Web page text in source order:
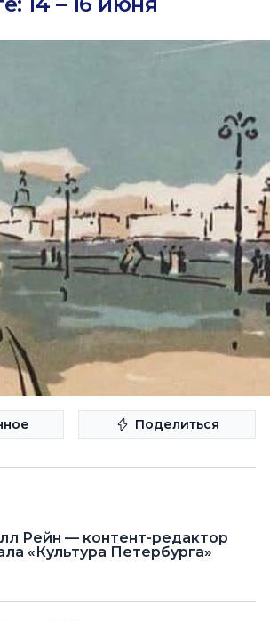
Поделиться
Рейн — контент-редактор
«Культура Петербурга»